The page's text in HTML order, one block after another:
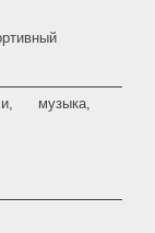
музыка,